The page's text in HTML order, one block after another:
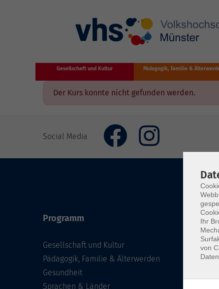
Zum Hauptinhalt springen
Gesellschaft und Kultur Pädagogik, Familie &
Der Kurs konnte nicht gefunden werden.
Social Media
Programm
Gesellschaft und Kultur
Pädagogik, Familie & Älterwerden
Gesundheit
Sprachen & Länder
Ihr
von